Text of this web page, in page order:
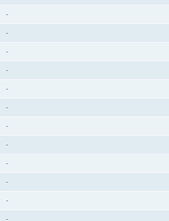
-
-
-
-
-
-
-
-
-
-
-
-